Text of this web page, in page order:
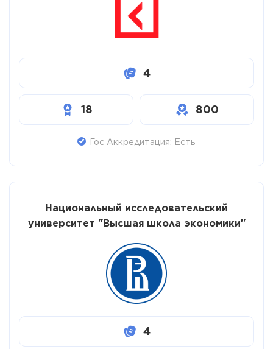
4
18 800
Гос Аккредитация: Есть
Национальный исследовательский
университет "Высшая школа экономики"
4